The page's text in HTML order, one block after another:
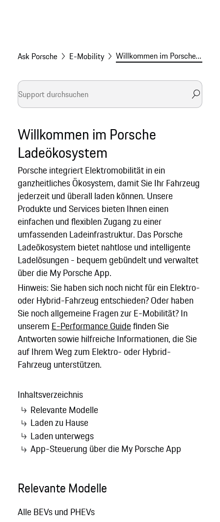
Ask Porsche E-Mobility Willkommen im Porsche Laden-Ökosystem
Willkommen im Porsche
Ladeökosystem
Porsche integriert Elektromobilität in ein
ganzheitliches Ökosystem, damit Sie Ihr Fahrzeug
jederzeit und überall laden können. Unsere
Produkte und Services bieten Ihnen einen
einfachen und flexiblen Zugang zu einer
umfassenden Ladeinfrastruktur. Das Porsche
Ladeökosystem bietet nahtlose und intelligente
Ladelösungen - bequem gebündelt und verwaltet
über die My Porsche App.
Hinweis: Sie haben sich noch nicht für ein Elektro-
oder Hybrid-Fahrzeug entschieden? Oder haben
Sie noch allgemeine Fragen zur E-Mobilität? In
unserem E-Performance Guidefinden Sie
Antworten sowie hilfreiche Informationen, die Sie
auf Ihrem Weg zum Elektro- oder Hybrid-
Fahrzeug unterstützen.
Inhaltsverzeichnis
Relevante Modelle
Laden zu Hause
Laden unterwegs
App-Steuerung über die My Porsche App
Relevante Modelle
Alle BEVs und PHEVs